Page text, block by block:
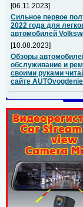
[06.11.2023]
Сильное первое
2022 года для
автомобилей
[10.08.2023]
Обзоры
обслуживание и
своими руками
сайте